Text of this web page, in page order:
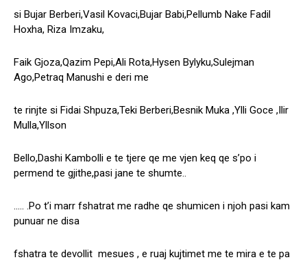
si Bujar Berberi,Vasil Kovaci,Bujar Babi,Pellumb Nake Fadil
Hoxha, Riza Imzaku,
Faik Gjoza,Qazim Pepi,Ali Rota,Hysen Bylyku,Sulejman
Ago,Petraq Manushi e deri me
te rinjte si Fidai Shpuza,Teki Berberi,Besnik Muka ,Ylli Goce ,Ilir
Mulla,Yllson
Bello,Dashi Kambolli e te tjere qe me vjen keq qe s’po i
permend te gjithe,pasi jane te shumte..
….. .Po t’i marr fshatrat me radhe qe shumicen i njoh pasi kam
punuar ne disa
fshatra te devollit mesues , e ruaj kujtimet me te mira e te pa